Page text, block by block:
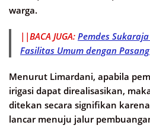
warga.
||BACA JUGA: Pemdes
Fasilitas Umum dengan
Menurut Limardani, apabila
irigasi dapat direalisasikan,
ditekan secara signifikan
lancar menuju jalur